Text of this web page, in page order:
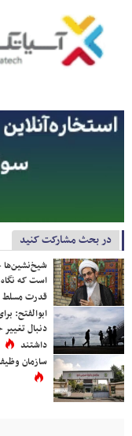
در بحث مشارکت کنید
شیخ‌نشین‌ها
است که نگاه
قدرت
ابوالفتح:
دنبال
داشتند
سازمان